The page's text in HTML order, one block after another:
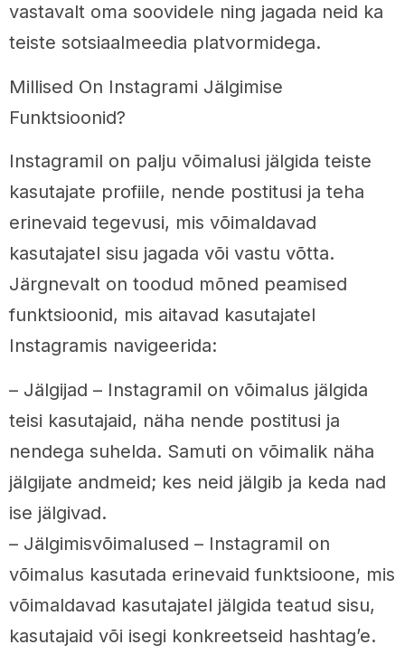
vastavalt oma soovidele ning jagada neid ka
teiste sotsiaalmeedia platvormidega.
Millised On Instagrami Jälgimise
Funktsioonid?
Instagramil on palju võimalusi jälgida teiste
kasutajate profiile, nende postitusi ja teha
erinevaid tegevusi, mis võimaldavad
kasutajatel sisu jagada või vastu võtta.
Järgnevalt on toodud mõned peamised
funktsioonid, mis aitavad kasutajatel
Instagramis navigeerida:
– Jälgijad – Instagramil on võimalus jälgida
teisi kasutajaid, näha nende postitusi ja
nendega suhelda. Samuti on võimalik näha
jälgijate andmeid; kes neid jälgib ja keda nad
ise jälgivad.
– Jälgimisvõimalused – Instagramil on
võimalus kasutada erinevaid funktsioone, mis
võimaldavad kasutajatel jälgida teatud sisu,
kasutajaid või isegi konkreetseid hashtag’e.